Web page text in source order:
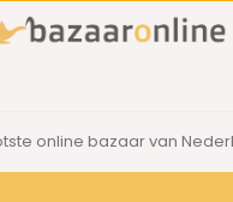
online bazaar van